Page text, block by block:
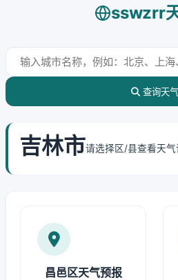
sswzrr
查询天气
吉林市请选择区/县查看天气
昌邑区天气预报